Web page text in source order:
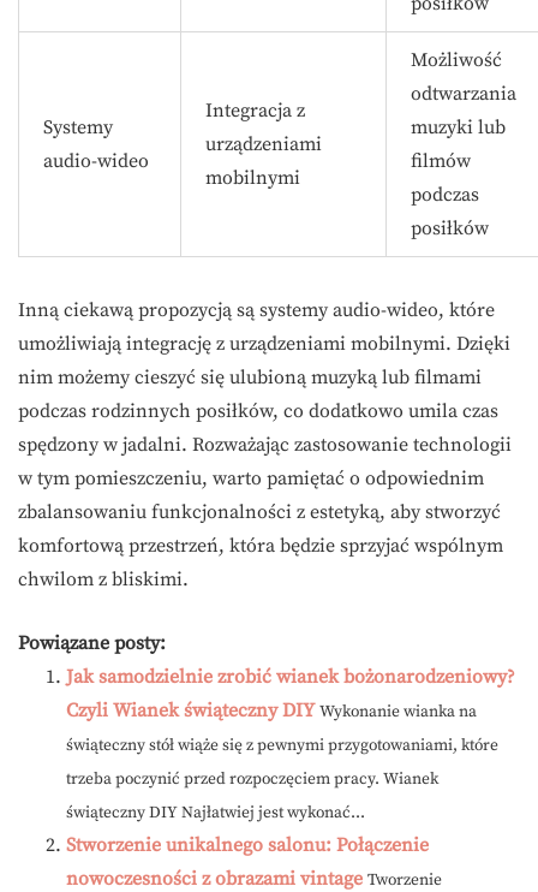
Systemy
audio-wideo
Integracja z
urządzeniami
mobilnymi
Możliwość
odtwarzania
muzyki lub
filmów
podczas
posiłków
Inną ciekawą propozycją są systemy audio-wideo, które
umożliwiają integrację z urządzeniami mobilnymi. Dzięki
nim możemy cieszyć się ulubioną muzyką lub filmami
podczas rodzinnych posiłków, co dodatkowo umila czas
spędzony w jadalni. Rozważając zastosowanie technologii
w tym pomieszczeniu, warto pamiętać o odpowiednim
zbalansowaniu funkcjonalności z estetyką, aby stworzyć
komfortową przestrzeń, która będzie sprzyjać wspólnym
chwilom z bliskimi.
Powiązane posty:
Jak samodzielnie zrobić wianek bożonarodzeniowy?
Czyli Wianek świąteczny DIY Wykonanie wianka na
świąteczny stół wiąże się z pewnymi przygotowaniami, które
trzeba poczynić przed rozpoczęciem pracy. Wianek
świąteczny DIY Najłatwiej jest wykonać...
Stworzenie unikalnego salonu: Połączenie
nowoczesności z obrazami vintage Tworzenie